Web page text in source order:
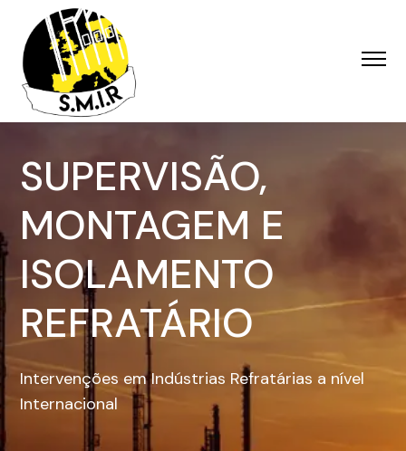
Serviços
Áreas de Atuação
Contactos
EN
FR
SUPERVISÃO,
MONTAGEM E
ISOLAMENTO
REFRATÁRIO
Intervenções em Indústrias Refratárias a nível
Internacional